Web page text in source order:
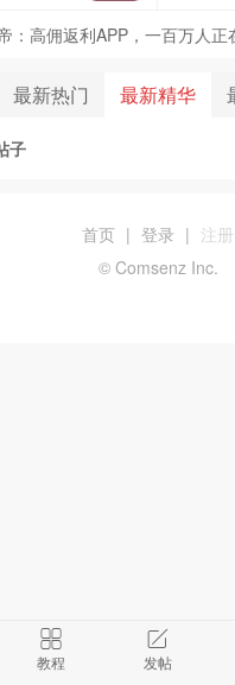
：高佣返利APP，一百万人
最新热门 最新精华
子
教程 发帖
首页 | 登录 | 注册
© Comsenz Inc.